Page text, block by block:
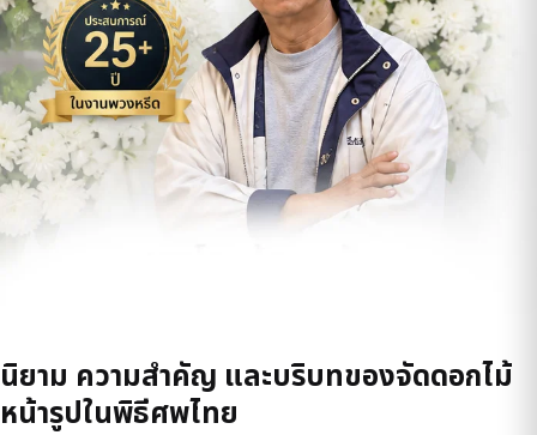
นิยาม ความสำคัญ และบริบทของจัดดอกไม้
หน้ารูปในพิธีศพไทย